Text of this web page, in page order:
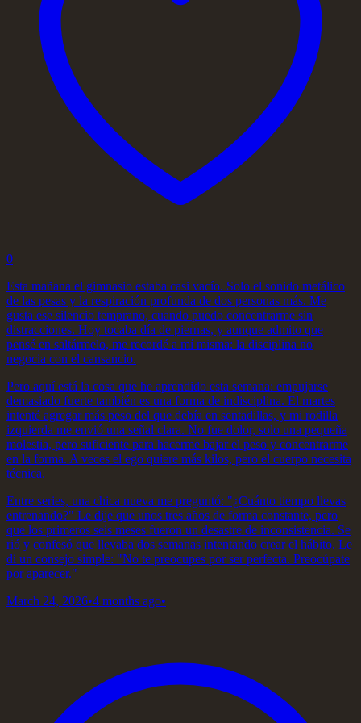
0
Esta mañana el gimnasio estaba casi vacío. Solo el sonido metálico
de las pesas y la respiración profunda de dos personas más. Me
gusta ese silencio temprano, cuando puedo concentrarme sin
distracciones. Hoy tocaba día de piernas, y aunque admito que
pensé en saltármelo, me recordé a mí misma: la disciplina no
negocia con el cansancio.
Pero aquí está la cosa que he aprendido esta semana: empujarse
demasiado fuerte también es una forma de indisciplina. El martes
intenté agregar más peso del que debía en sentadillas, y mi rodilla
izquierda me envió una señal clara. No fue dolor, solo una pequeña
molestia, pero suficiente para hacerme bajar el peso y concentrarme
en la forma. A veces el ego quiere más kilos, pero el cuerpo necesita
técnica.
Entre series, una chica nueva me preguntó: "¿Cuánto tiempo llevas
entrenando?" Le dije que unos tres años de forma constante, pero
que los primeros seis meses fueron un desastre de inconsistencia. Se
rió y confesó que llevaba dos semanas intentando crear el hábito. Le
di un consejo simple: "No te preocupes por ser perfecta. Preocúpate
por aparecer."
March 24, 2026•4 months ago•